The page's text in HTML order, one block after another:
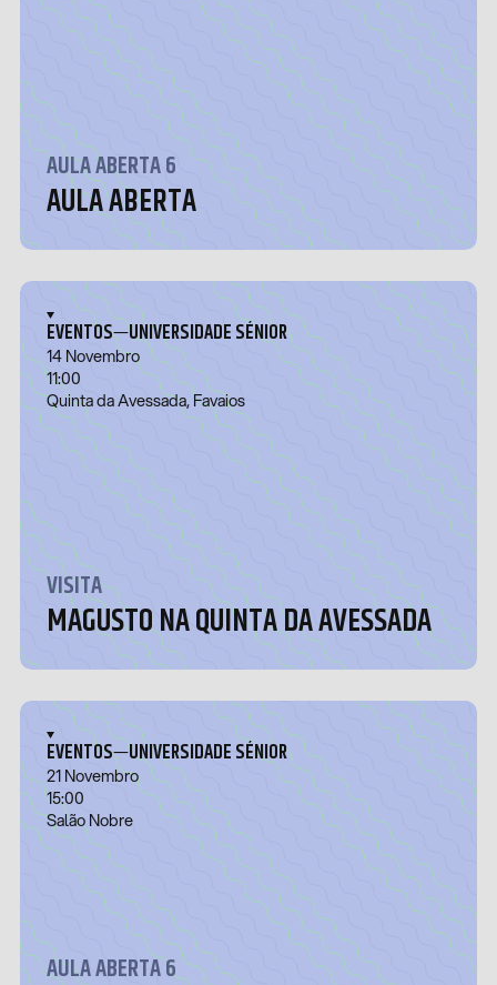
AULA ABERTA 6
AULA ABERTA
EVENTOS—UNIVERSIDADE SÉNIOR
14 Novembro
11:00
Quinta da Avessada, Favaios
VISITA
MAGUSTO NA QUINTA DA AVESSADA
EVENTOS—UNIVERSIDADE SÉNIOR
21 Novembro
15:00
Salão Nobre
AULA ABERTA 6